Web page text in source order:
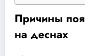
Причины
на деснах